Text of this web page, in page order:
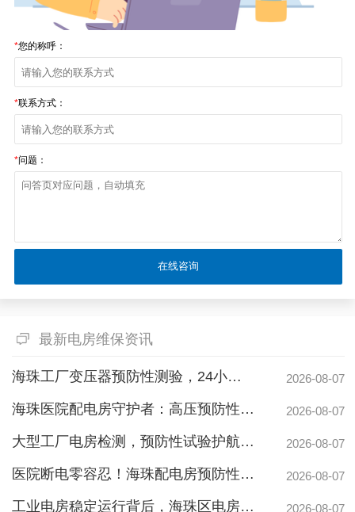
*您的称呼：
*联系方式：
*问题：
最新电房维保资讯
海珠工厂变压器预防性测验，24小时生产不断电的守护神 2026-08-07
海珠医院配电房守护者：高压预防性试验如何规避呼吸机停摆风险 2026-08-07
大型工厂电房检测，预防性试验护航24h连续生产 2026-08-07
医院断电零容忍！海珠配电房预防性检测如何守住生命线？ 2026-08-07
工业电房稳定运行背后，海珠区电房维护公司如何守护写字楼与工厂用电安全 2026-08-07